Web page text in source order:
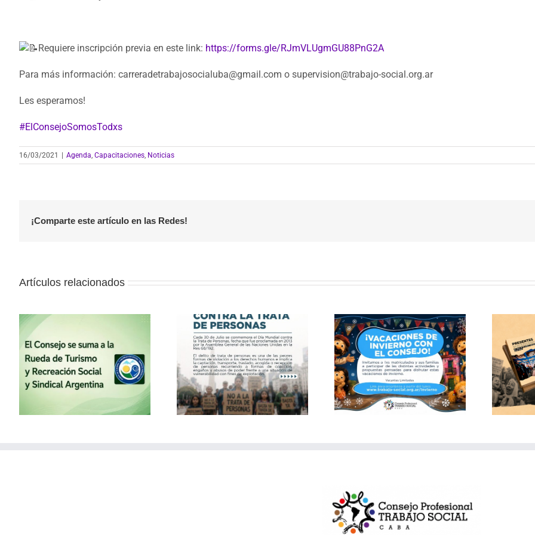
Requiere inscripción previa en este link: https://forms.gle/RJmVLUgmGU88PnG2A
Para más información: carreradetrabajosocialuba@gmail.com o supervision@trabajo-social.org.ar
Les esperamos!
#ElConsejoSomosTodxs
16/03/2021 Agenda, Capacitaciones, Noticias
¡Comparte este artículo en las Redes!
Artículos relacionados
30 de julio – Día Mundial
contra la Trata de
Personas
Vacaciones de invierno
con el Consejo
Publicación: Archivo
documental del Consejo
de Trabajo Social CABA